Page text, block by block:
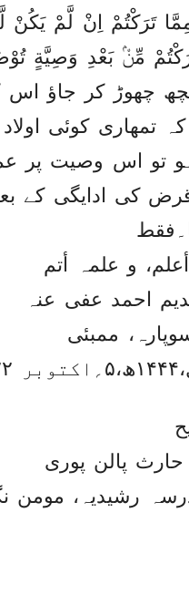
تَرَكْتُمْ اِنْ لَّمْ
مِّنْۢ بَعْدِ وَصِيَّةٍ
چھوڑ کر جاؤ اس
تمھاری کوئی
ہو تو اس وصیت پر
کی ادایگی کے
و علمہ أتم
احمد عفی عنہ
ممبئی
پالن پوری
رشیدیہ، مومن